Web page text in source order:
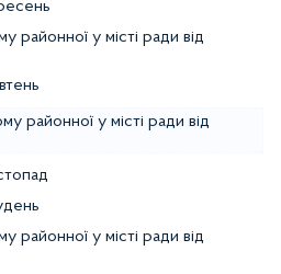
районної у місті ради від
районної у місті ради від
районної у місті ради від